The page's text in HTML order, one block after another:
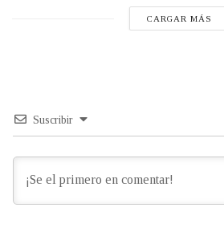
CARGAR MÁS
Suscribir